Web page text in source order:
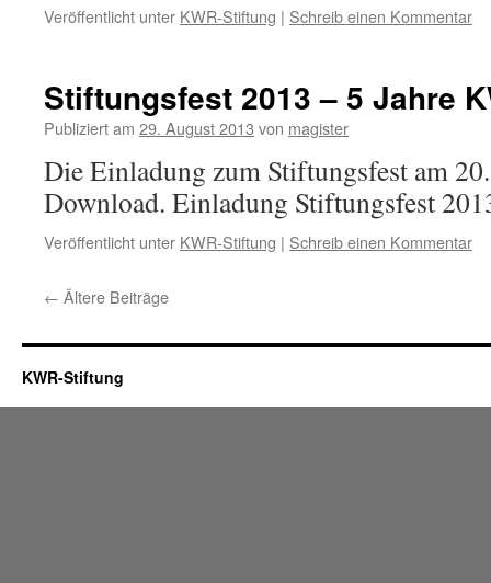
Veröffentlicht unter KWR-Stiftung | Schreib einen Kommentar
Stiftungsfest 2013 – 5 Jahre
Publiziert am 29. August 2013 von magister
Die Einladung zum Stiftungsfest am
Download. Einladung Stiftungsfest
Veröffentlicht unter KWR-Stiftung | Schreib einen Kommentar
← Ältere Beiträge
KWR-Stiftung